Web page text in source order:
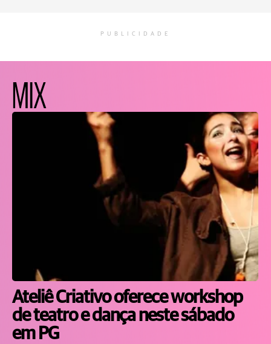
PUBLICIDADE
MIX
Ateliê Criativo oferece workshop
de teatro e dança neste sábado
em PG